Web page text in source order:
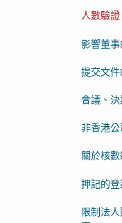
人數驗證
影響董
提交文
會議、
非香港公
關於核
押記的
限制法